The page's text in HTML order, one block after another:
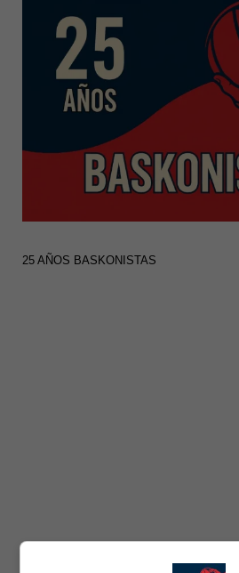
25 AÑOS BASKONISTAS